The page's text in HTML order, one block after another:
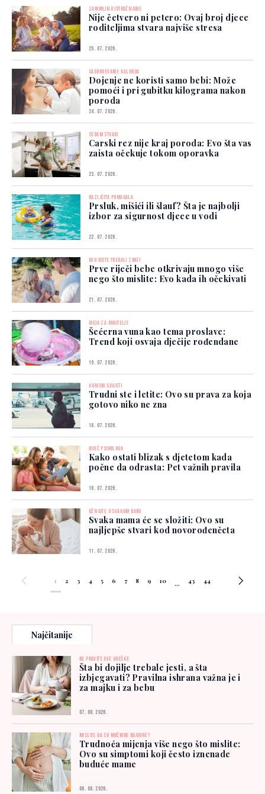
ZANIMLJIVO ISTRAŽIVANJE
Nije četvero ni petero: Ovaj broj djece
roditeljima stvara najviše stresa
25. 07. 2026.
SAGORIJEVANJE KALORIJA
Dojenje ne koristi samo bebi: Može
pomoći i pri gubitku kilograma nakon
poroda
24. 07. 2026.
SEDAM STVARI
Carski rez nije kraj poroda: Evo šta vas
zaista očekuje tokom oporavka
23. 07. 2026.
RAZLIČITA POMAGALA
Prsluk, mišići ili šlauf? Šta je najbolji
izbor za sigurnost djece u vodi
22. 07. 2026.
OVO BISTE TREBALI ZNATI
Prve riječi bebe otkrivaju mnogo više
nego što mislite: Evo kada ih očekivati
21. 07. 2026.
IDEJA ZA RODITELJE
Šećerna vuna kao tema proslave:
Trend koji osvaja dječije rođendane
19. 07. 2026.
KORISNI SAVJETI
Trudni ste i letite: Ovo su prava za koja
gotovo niko ne zna
18. 07. 2026.
RIJEČ PSIHOLOGA
Kako ostati blizak s djetetom kada
počne da odrasta: Pet važnih pravila
16. 07. 2026.
UŽIVAJTE U SVAKOM DANU
Svaka mama će se složiti: Ovo su
najljepše stvari kod novorođenčeta
11. 07. 2026.
1 2 3 4 5 6 7 8 9 10 ... 43 44
Najčitanije
NE PRAVITE OVE GREŠKE
Šta bi dojilje trebale jesti, a šta
izbjegavati? Pravilna ishrana važna je i
za majku i za bebu
07. 08. 2026.
MISLITE DA SU MUČNINE NAJGORE?
Trudnoća mijenja više nego što mislite:
Ovo su simptomi koji često iznenade
buduće mame
06. 08. 2026.